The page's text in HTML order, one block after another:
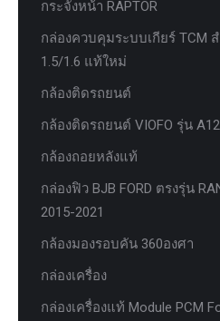
กระจังหน้า RAPTOR
กล่องควบคุมระบบเกียร์ TCM
1.5/1.6 แท้ใหม่
กล้องติดรถยนต์
กล้องติดรถยนต์ VIOFO รุ่น
กล้องถอยหลังแท้
กล่องฟิว BJB FORD ตรงรุ่น
2015-2021
กล้องมองรอบคัน 360องศา
กล่องเครื่อง
กล่องเครื่องแท้ Module PCM